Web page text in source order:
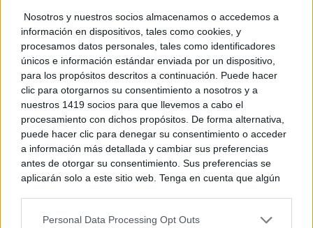
Nosotros y nuestros socios almacenamos o accedemos a
información en dispositivos, tales como cookies, y
procesamos datos personales, tales como identificadores
únicos e información estándar enviada por un dispositivo,
para los propósitos descritos a continuación. Puede hacer
clic para otorgarnos su consentimiento a nosotros y a
nuestros 1419 socios para que llevemos a cabo el
procesamiento con dichos propósitos. De forma alternativa,
puede hacer clic para denegar su consentimiento o acceder
a información más detallada y cambiar sus preferencias
antes de otorgar su consentimiento. Sus preferencias se
aplicarán solo a este sitio web. Tenga en cuenta que algún
rechazar tal procesamiento. Puede cambiar sus preferencias
Personal Data Processing Opt Outs
¿Por qué se contagia?
La ciencia explica por qué el bostezo es contagioso